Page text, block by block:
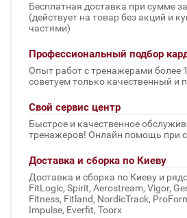
Бесплатная доставка при сумме
(действует на товар без акций и
частями)
Профессиональный подбор
Опыт работ с тренажерами более
советуем только качественный и
Свой сервис центр
Быстрое и качественное
тренажеров! Онлайн помощь при
Доставка и сборка по Киеву
Доставка и сборка по Киеву и
FitLogic, Spirit, Aerostream, Vigor,
Fitness, Fitland, NordicTrack,
Impulse, Everfit, Toorx